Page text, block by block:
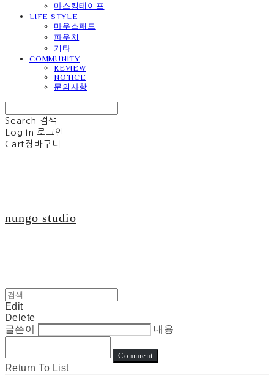
마스킹테이프
LIFE STYLE
마우스패드
파우치
기타
COMMUNITY
REVIEW
NOTICE
문의사항
Search 검색
Log In 로그인
Cart장바구니
nungo studio
Edit
Delete
글쓴이
내용
Comment
Return To List